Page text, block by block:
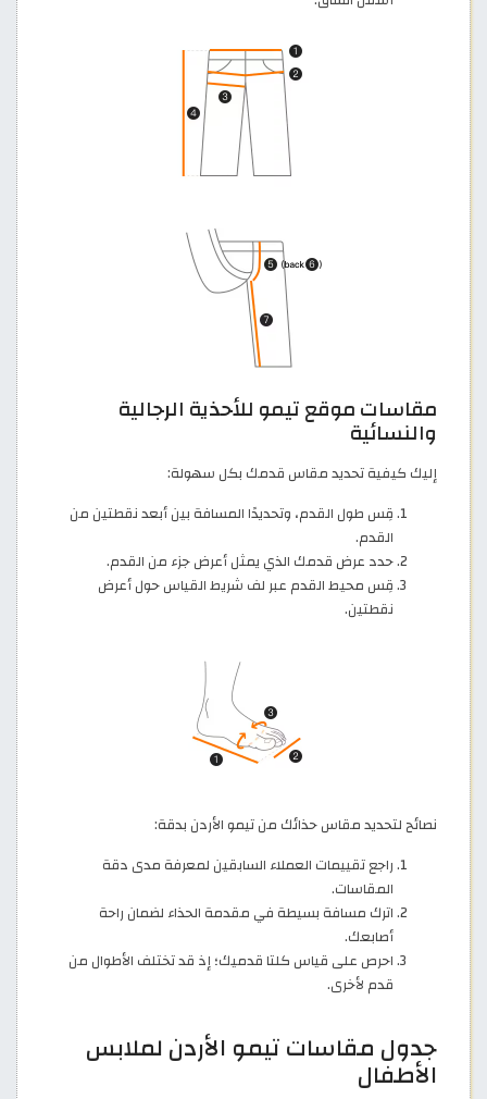
مقاسات موقع تيمو للأحذية الرجالية
والنسائية
إليك كيفية تحديد مقاس قدمك بكل سهولة:
قِس طول القدم، وتحديدًا المسافة بين أبعد نقطتين من
القدم.
حدد عرض قدمك الذي يمثل أعرض جزء من القدم.
قِس محيط القدم عبر لف شريط القياس حول أعرض
نقطتين.
نصائح لتحديد مقاس حذائك من تيمو الأردن بدقة:
راجع تقييمات العملاء السابقين لمعرفة مدى دقة
المقاسات.
اترك مسافة بسيطة في مقدمة الحذاء لضمان راحة
أصابعك.
احرص على قياس كلتا قدميك؛ إذ قد تختلف الأطوال من
قدم لأخرى.
جدول مقاسات تيمو الأردن لملابس
الأطفال